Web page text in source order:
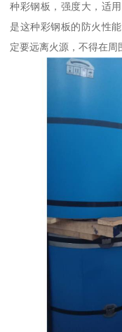
种彩钢板，强度大，适
是这种彩钢板的防火性
定要远离火源，不得在周